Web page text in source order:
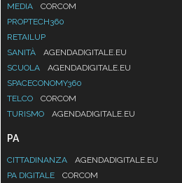
MEDIA
CORCOM
PROPTECH360
RETAILUP
SANITÀ
AGENDADIGITALE.EU
SCUOLA
AGENDADIGITALE.EU
SPACECONOMY360
TELCO
CORCOM
TURISMO
AGENDADIGITALE.EU
PA
CITTADINANZA
AGENDADIGITALE.EU
PA DIGITALE
CORCOM